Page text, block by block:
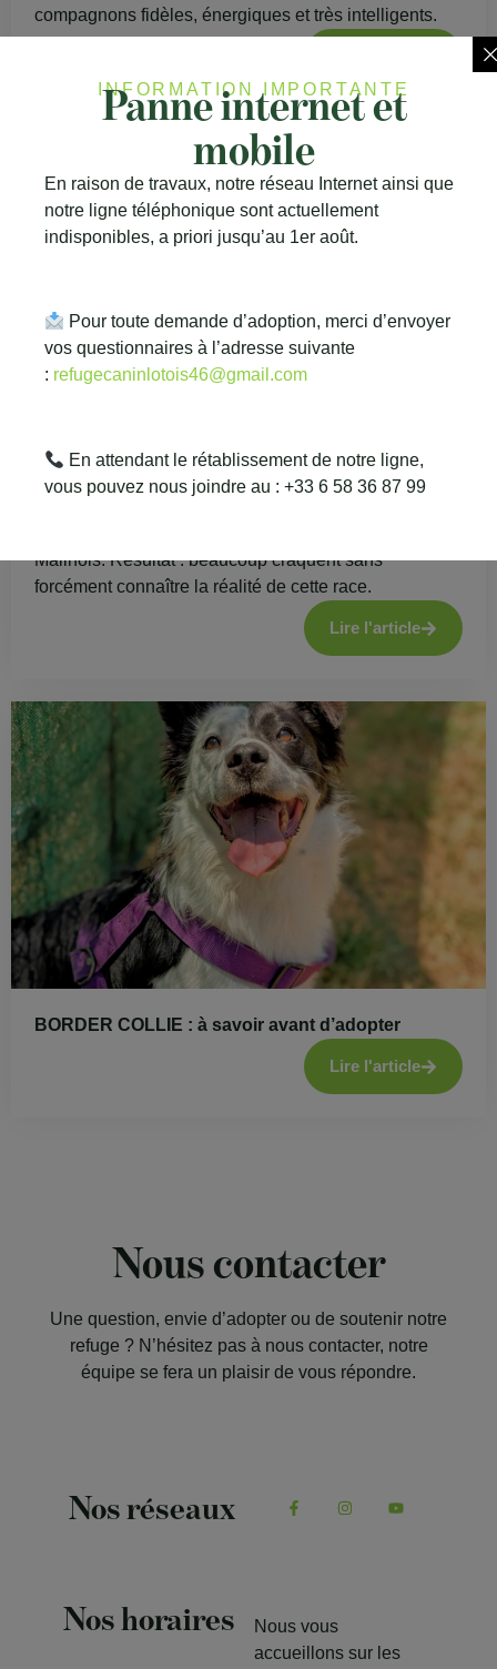
compagnons fidèles, énergiques et très intelligents.
LE MALINOIS : chien à la mode ou véritable
compagnon de vie ?
Malinois. Résultat : beaucoup craquent sans
forcément connaître la réalité de cette race.
Lire l'article
BORDER COLLIE : à savoir avant d’adopter
Lire l'article
Nous contacter
Une question, envie d’adopter ou de soutenir notre
refuge ? N’hésitez pas à nous contacter, notre
équipe se fera un plaisir de vous répondre.
Nos réseaux
Nos horaires
Nous vous
accueillons sur les
INFORMATION IMPORTANTE
Panne internet et
mobile
En raison de travaux, notre réseau Internet ainsi que
notre ligne téléphonique sont actuellement
indisponibles, a priori jusqu’au 1er août.
Pour toute demande d’adoption, merci d’envoyer
vos questionnaires à l’adresse suivante
: refugecaninlotois46@gmail.com
En attendant le rétablissement de notre ligne,
vous pouvez nous joindre au : +33 6 58 36 87 99